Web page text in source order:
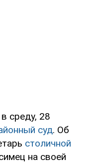
среду, 28
суд. Об
столичной
на своей